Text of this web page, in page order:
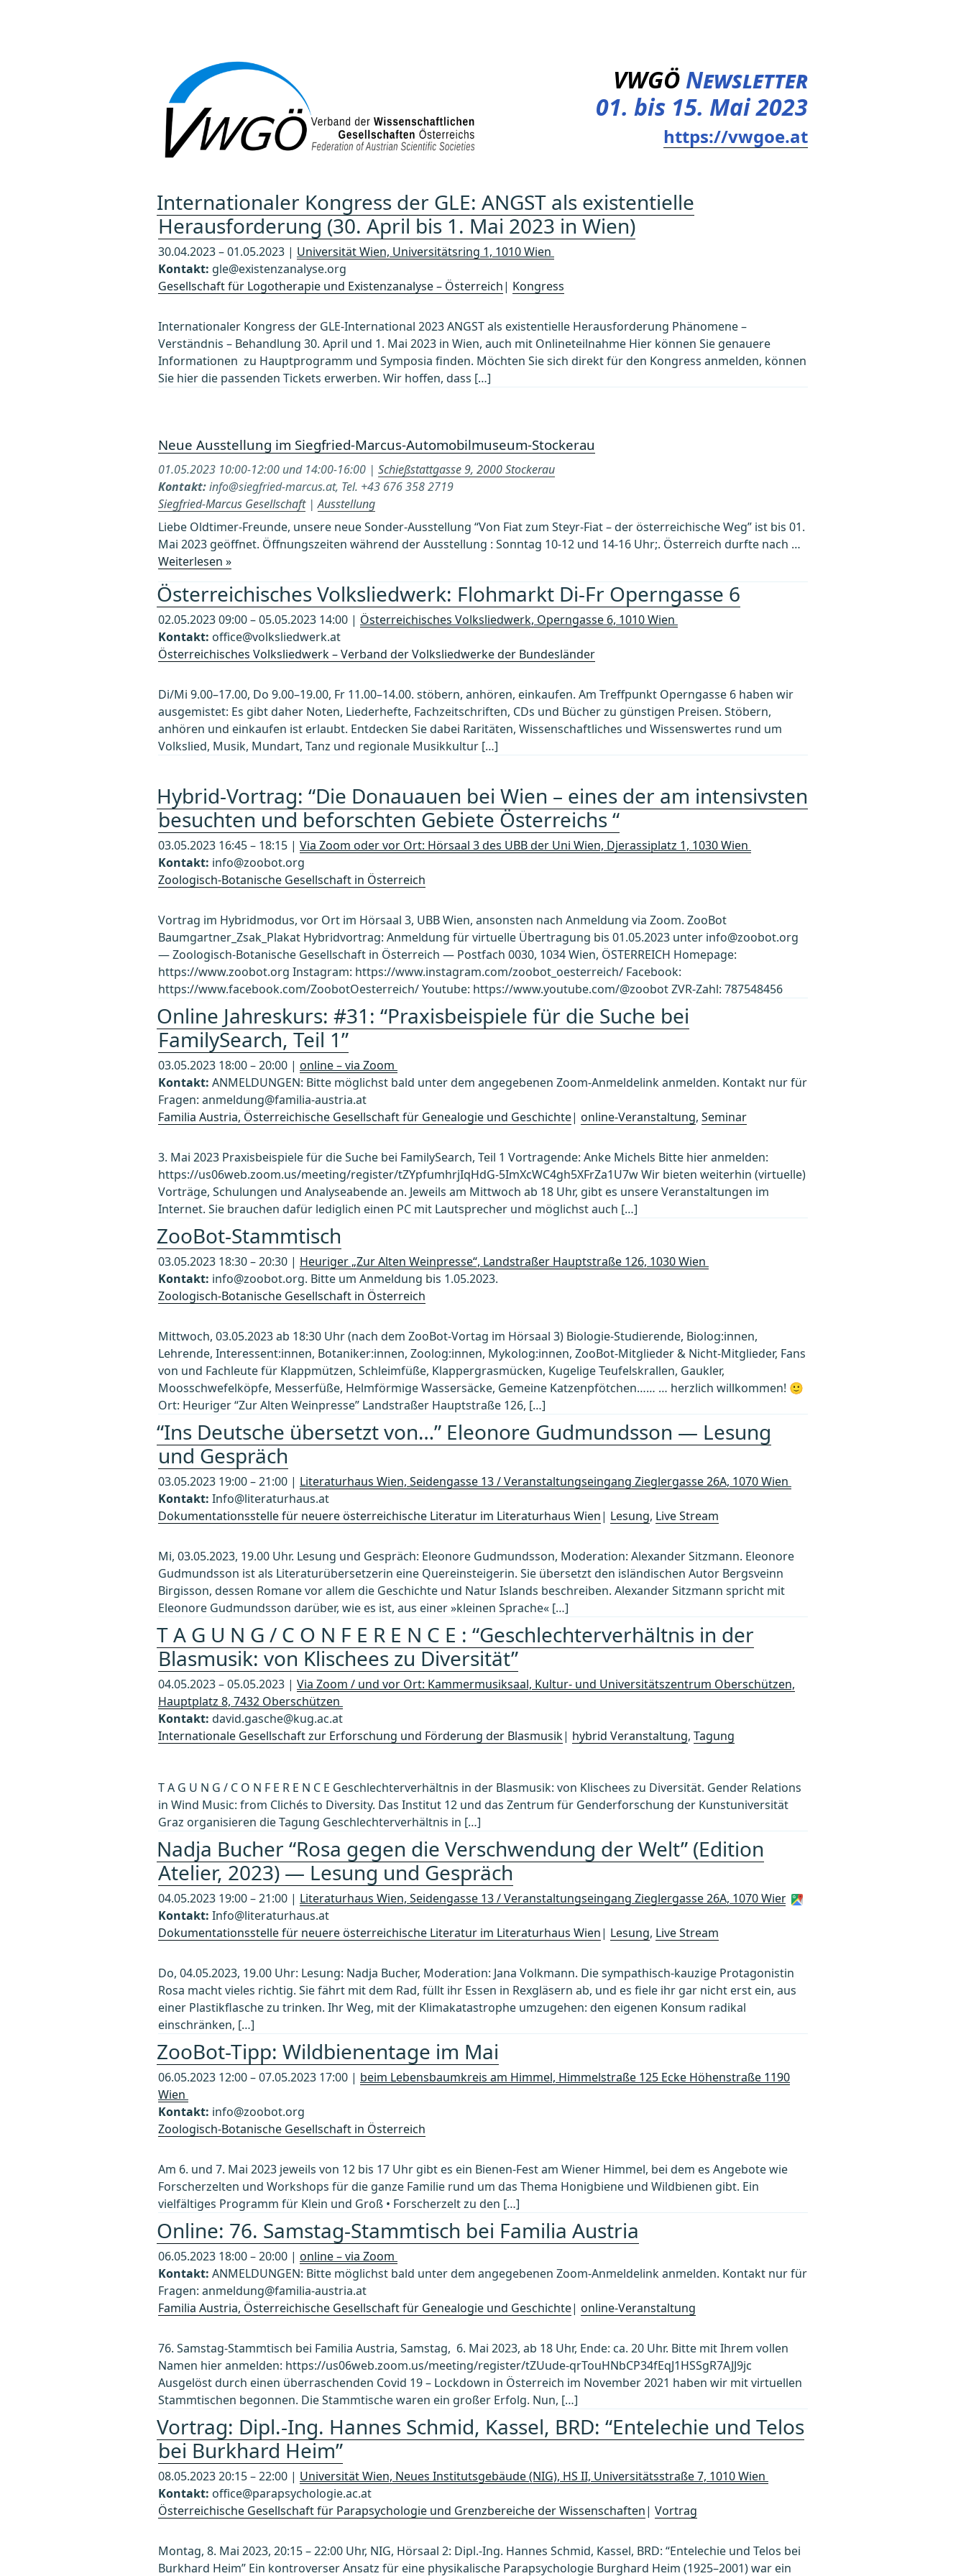
VWGÖ Newsletter
01. bis 15. Mai 2023
https://vwgoe.at
Internationaler Kongress der GLE: ANGST als existentielle
Herausforderung (30. April bis 1. Mai 2023 in Wien)
30.04.2023 – 01.05.2023 | Universität Wien, Universitätsring 1, 1010 Wien
Kontakt: gle@existenzanalyse.org
Gesellschaft für Logotherapie und Existenzanalyse – Österreich| Kongress
Internationaler Kongress der GLE-International 2023 ANGST als existentielle Herausforderung Phänomene –
Verständnis – Behandlung 30. April und 1. Mai 2023 in Wien, auch mit Onlineteilnahme Hier können Sie genauere
Informationen zu Hauptprogramm und Symposia finden. Möchten Sie sich direkt für den Kongress anmelden, können
Sie hier die passenden Tickets erwerben. Wir hoffen, dass […]
Neue Ausstellung im Siegfried-Marcus-Automobilmuseum-Stockerau
01.05.2023 10:00-12:00 und 14:00-16:00 | Schießstattgasse 9, 2000 Stockerau
Kontakt:info@siegfried-marcus.at, Tel. +43 676 358 2719
Siegfried-Marcus Gesellschaft|Ausstellung
Liebe Oldtimer-Freunde, unsere neue Sonder-Ausstellung “Von Fiat zum Steyr-Fiat – der österreichische Weg” ist bis 01.
Mai 2023 geöffnet. Öffnungszeiten während der Ausstellung : Sonntag 10-12 und 14-16 Uhr;. Österreich durfte nach …
Weiterlesen »
Österreichisches Volksliedwerk: Flohmarkt Di-Fr Operngasse 6
02.05.2023 09:00 – 05.05.2023 14:00 | Österreichisches Volksliedwerk, Operngasse 6, 1010 Wien
Kontakt: office@volksliedwerk.at
Österreichisches Volksliedwerk – Verband der Volksliedwerke der Bundesländer
Di/Mi 9.00–17.00, Do 9.00–19.00, Fr 11.00–14.00. stöbern, anhören, einkaufen. Am Treffpunkt Operngasse 6 haben wir
ausgemistet: Es gibt daher Noten, Liederhefte, Fachzeitschriften, CDs und Bücher zu günstigen Preisen. Stöbern,
anhören und einkaufen ist erlaubt. Entdecken Sie dabei Raritäten, Wissenschaftliches und Wissenswertes rund um
Volkslied, Musik, Mundart, Tanz und regionale Musikkultur […]
Hybrid-Vortrag: “Die Donauauen bei Wien – eines der am intensivsten
besuchten und beforschten Gebiete Österreichs “
03.05.2023 16:45 – 18:15 | Via Zoom oder vor Ort: Hörsaal 3 des UBB der Uni Wien, Djerassiplatz 1, 1030 Wien
Kontakt: info@zoobot.org
Zoologisch-Botanische Gesellschaft in Österreich
Vortrag im Hybridmodus, vor Ort im Hörsaal 3, UBB Wien, ansonsten nach Anmeldung via Zoom. ZooBot
Baumgartner_Zsak_Plakat Hybridvortrag: Anmeldung für virtuelle Übertragung bis 01.05.2023 unter info@zoobot.org
— Zoologisch-Botanische Gesellschaft in Österreich — Postfach 0030, 1034 Wien, ÖSTERREICH Homepage:
https://www.zoobot.org Instagram: https://www.instagram.com/zoobot_oesterreich/ Facebook:
https://www.facebook.com/ZoobotOesterreich/ Youtube: https://www.youtube.com/@zoobot ZVR-Zahl: 787548456
Online Jahreskurs: #31: “Praxisbeispiele für die Suche bei
FamilySearch, Teil 1”
03.05.2023 18:00 – 20:00 | online – via Zoom
Kontakt: ANMELDUNGEN: Bitte möglichst bald unter dem angegebenen Zoom-Anmeldelink anmelden. Kontakt nur für
Fragen: anmeldung@familia-austria.at
Familia Austria, Österreichische Gesellschaft für Genealogie und Geschichte| online-Veranstaltung, Seminar
3. Mai 2023 Praxisbeispiele für die Suche bei FamilySearch, Teil 1 Vortragende: Anke Michels Bitte hier anmelden:
https://us06web.zoom.us/meeting/register/tZYpfumhrjIqHdG-5ImXcWC4gh5XFrZa1U7w Wir bieten weiterhin (virtuelle)
Vorträge, Schulungen und Analyseabende an. Jeweils am Mittwoch ab 18 Uhr, gibt es unsere Veranstaltungen im
Internet. Sie brauchen dafür lediglich einen PC mit Lautsprecher und möglichst auch […]
ZooBot-Stammtisch
03.05.2023 18:30 – 20:30 | Heuriger „Zur Alten Weinpresse“, Landstraßer Hauptstraße 126, 1030 Wien
Kontakt: info@zoobot.org. Bitte um Anmeldung bis 1.05.2023.
Zoologisch-Botanische Gesellschaft in Österreich
Mittwoch, 03.05.2023 ab 18:30 Uhr (nach dem ZooBot-Vortag im Hörsaal 3) Biologie-Studierende, Biolog:innen,
Lehrende, Interessent:innen, Botaniker:innen, Zoolog:innen, Mykolog:innen, ZooBot-Mitglieder & Nicht-Mitglieder, Fans
von und Fachleute für Klappmützen, Schleimfüße, Klappergrasmücken, Kugelige Teufelskrallen, Gaukler,
Moosschwefelköpfe, Messerfüße, Helmförmige Wassersäcke, Gemeine Katzenpfötchen…… … herzlich willkommen! 🙂
Ort: Heuriger “Zur Alten Weinpresse” Landstraßer Hauptstraße 126, […]
“Ins Deutsche übersetzt von…” Eleonore Gudmundsson — Lesung
und Gespräch
03.05.2023 19:00 – 21:00 | Literaturhaus Wien, Seidengasse 13 / Veranstaltungseingang Zieglergasse 26A, 1070 Wien
Kontakt: Info@literaturhaus.at
Dokumentationsstelle für neuere österreichische Literatur im Literaturhaus Wien| Lesung, Live Stream
Mi, 03.05.2023, 19.00 Uhr. Lesung und Gespräch: Eleonore Gudmundsson, Moderation: Alexander Sitzmann. Eleonore
Gudmundsson ist als Literaturübersetzerin eine Quereinsteigerin. Sie übersetzt den isländischen Autor Bergsveinn
Birgisson, dessen Romane vor allem die Geschichte und Natur Islands beschreiben. Alexander Sitzmann spricht mit
Eleonore Gudmundsson darüber, wie es ist, aus einer »kleinen Sprache« […]
T A G U N G / C O N F E R E N C E : “Geschlechterverhältnis in der
Blasmusik: von Klischees zu Diversität”
04.05.2023 – 05.05.2023 | Via Zoom / und vor Ort: Kammermusiksaal, Kultur- und Universitätszentrum Oberschützen,
Hauptplatz 8, 7432 Oberschützen
Kontakt: david.gasche@kug.ac.at
Internationale Gesellschaft zur Erforschung und Förderung der Blasmusik| hybrid Veranstaltung, Tagung
T A G U N G / C O N F E R E N C E Geschlechterverhältnis in der Blasmusik: von Klischees zu Diversität. Gender Relations
in Wind Music: from Clichés to Diversity. Das Institut 12 und das Zentrum für Genderforschung der Kunstuniversität
Graz organisieren die Tagung Geschlechterverhältnis in […]
Nadja Bucher “Rosa gegen die Verschwendung der Welt” (Edition
Atelier, 2023) — Lesung und Gespräch
04.05.2023 19:00 – 21:00 | Literaturhaus Wien, Seidengasse 13 / Veranstaltungseingang Zieglergasse 26A, 1070 Wien
Kontakt: Info@literaturhaus.at
Dokumentationsstelle für neuere österreichische Literatur im Literaturhaus Wien| Lesung, Live Stream
Do, 04.05.2023, 19.00 Uhr: Lesung: Nadja Bucher, Moderation: Jana Volkmann. Die sympathisch-kauzige Protagonistin
Rosa macht vieles richtig. Sie fährt mit dem Rad, füllt ihr Essen in Rexgläsern ab, und es fiele ihr gar nicht erst ein, aus
einer Plastikflasche zu trinken. Ihr Weg, mit der Klimakatastrophe umzugehen: den eigenen Konsum radikal
einschränken, […]
ZooBot-Tipp: Wildbienentage im Mai
06.05.2023 12:00 – 07.05.2023 17:00 | beim Lebensbaumkreis am Himmel, Himmelstraße 125 Ecke Höhenstraße 1190
Wien
Kontakt: info@zoobot.org
Zoologisch-Botanische Gesellschaft in Österreich
Am 6. und 7. Mai 2023 jeweils von 12 bis 17 Uhr gibt es ein Bienen-Fest am Wiener Himmel, bei dem es Angebote wie
Forscherzelten und Workshops für die ganze Familie rund um das Thema Honigbiene und Wildbienen gibt. Ein
vielfältiges Programm für Klein und Groß • Forscherzelt zu den […]
Online: 76. Samstag-Stammtisch bei Familia Austria
06.05.2023 18:00 – 20:00 | online – via Zoom
Kontakt: ANMELDUNGEN: Bitte möglichst bald unter dem angegebenen Zoom-Anmeldelink anmelden. Kontakt nur für
Fragen: anmeldung@familia-austria.at
Familia Austria, Österreichische Gesellschaft für Genealogie und Geschichte| online-Veranstaltung
76. Samstag-Stammtisch bei Familia Austria, Samstag, 6. Mai 2023, ab 18 Uhr, Ende: ca. 20 Uhr. Bitte mit Ihrem vollen
Namen hier anmelden: https://us06web.zoom.us/meeting/register/tZUude-qrTouHNbCP34fEqJ1HSSgR7AJJ9jc
Ausgelöst durch einen überraschenden Covid 19 – Lockdown in Österreich im November 2021 haben wir mit virtuellen
Stammtischen begonnen. Die Stammtische waren ein großer Erfolg. Nun, […]
Vortrag: Dipl.-Ing. Hannes Schmid, Kassel, BRD: “Entelechie und Telos
bei Burkhard Heim”
08.05.2023 20:15 – 22:00 | Universität Wien, Neues Institutsgebäude (NIG), HS II, Universitätsstraße 7, 1010 Wien
Kontakt: office@parapsychologie.ac.at
Österreichische Gesellschaft für Parapsychologie und Grenzbereiche der Wissenschaften| Vortrag
Montag, 8. Mai 2023, 20:15 – 22:00 Uhr, NIG, Hörsaal 2: Dipl.-Ing. Hannes Schmid, Kassel, BRD: “Entelechie und Telos bei
Burkhard Heim” Ein kontroverser Ansatz für eine physikalische Parapsychologie Burghard Heim (1925–2001) war ein